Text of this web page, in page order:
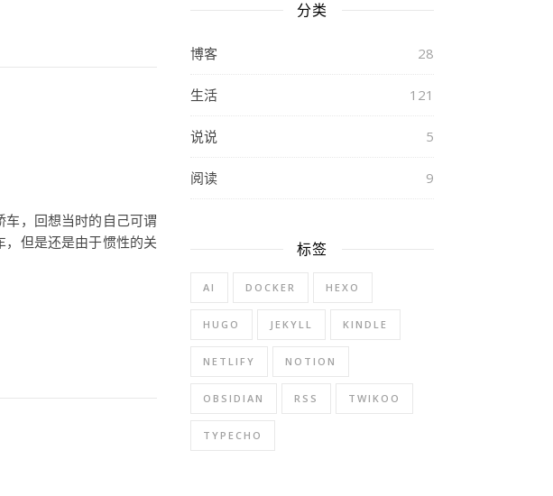
，回想当时的自己可谓
但是还是由于惯性的关
分类
博客 28
生活 121
说说 5
阅读 9
标签
AI DOCKER HEXO
HUGO JEKYLL KINDLE
NETLIFY NOTION
OBSIDIAN RSS TWIKOO
TYPECHO